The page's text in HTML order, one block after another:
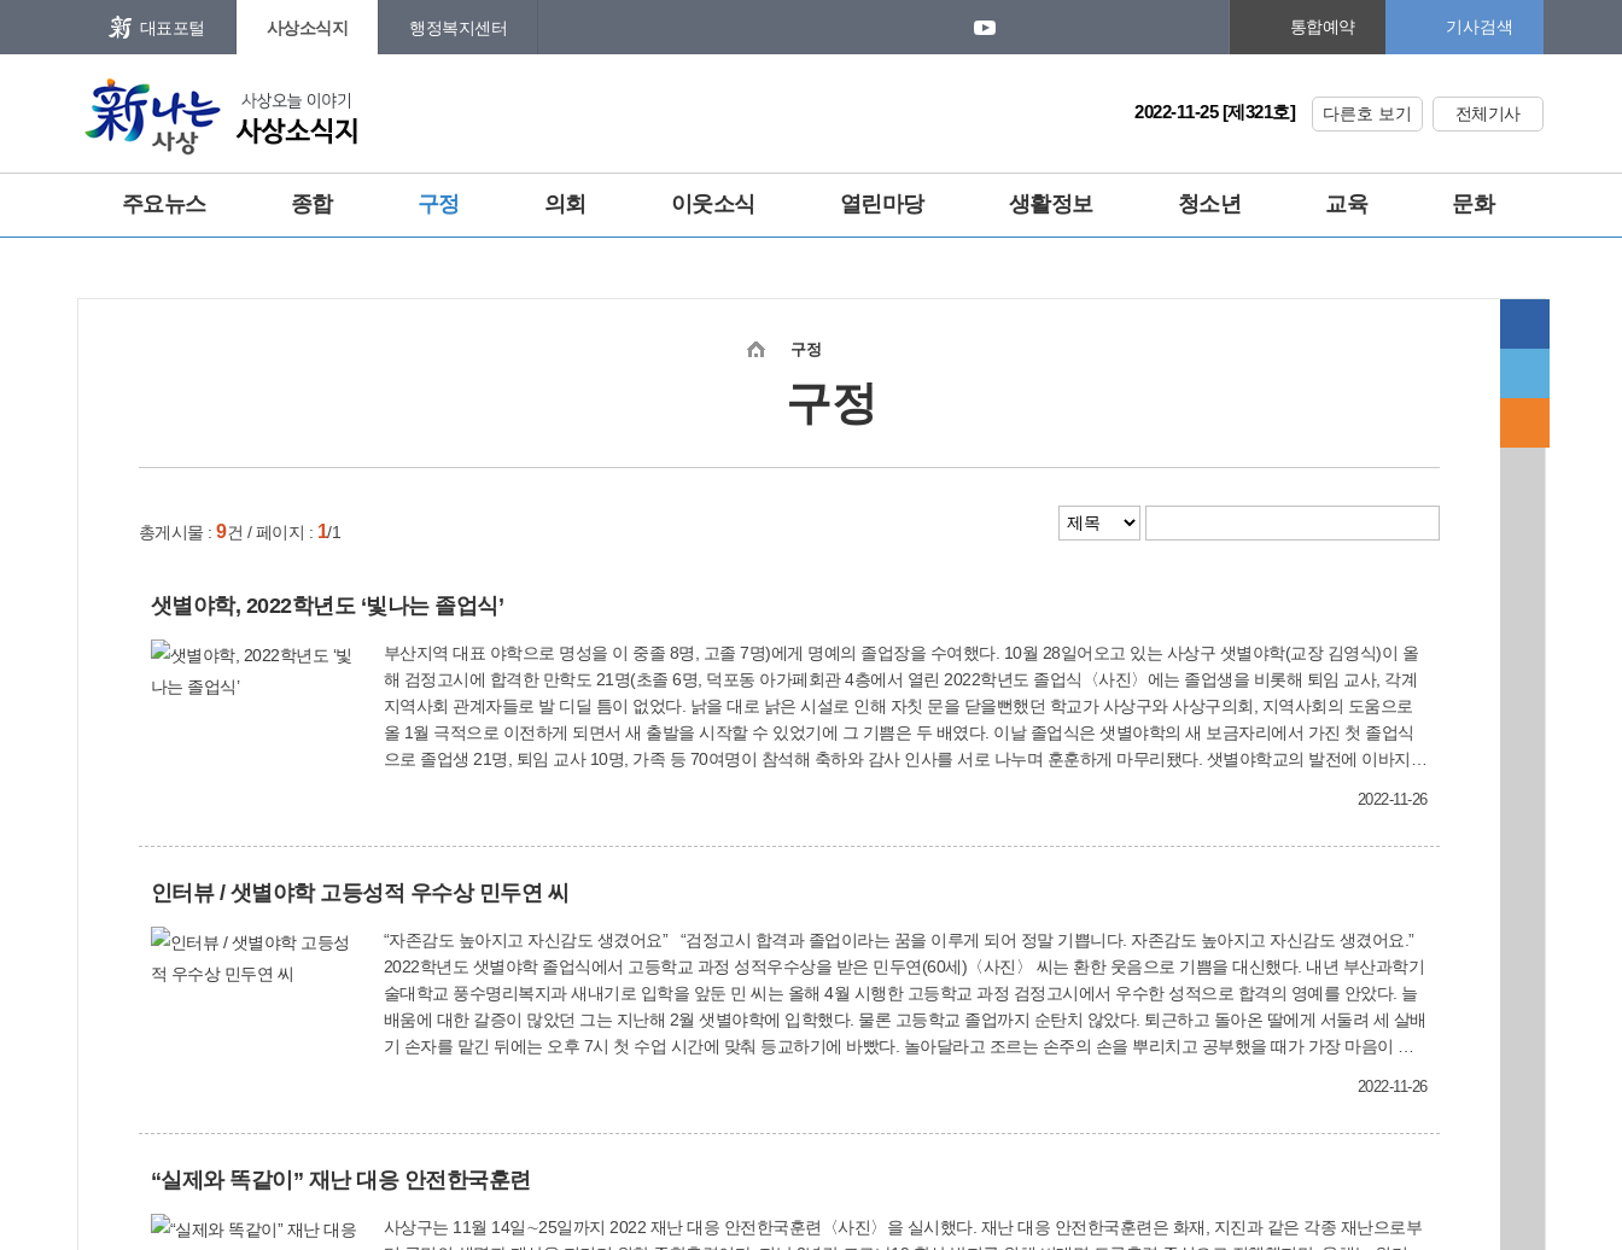
메인메뉴 바로가기
대표포털 사상소식지 행정복지센터 통합예약 기사검색
2022-11-25 [제321호] 다른호 보기 전체기사
주요뉴스 종합 구정 의회 이웃소식 열린마당 생활정보 청소년 교육 문화
구정
구정
총게시물 : 9건 / 페이지 : 1/1
샛별야학, 2022학년도 ‘빛나는 졸업식’
부산지역 대표 야학으로 명성을 이 중졸 8명, 고졸 7명)에게 명예의 졸업장을 수여했다. 10월 28일어오고 있는 사상구 샛별야학(교장 김영식)이 올
해 검정고시에 합격한 만학도 21명(초졸 6명, 덕포동 아가페회관 4층에서 열린 2022학년도 졸업식〈사진〉에는 졸업생을 비롯해 퇴임 교사, 각계
지역사회 관계자들로 발 디딜 틈이 없었다. 낡을 대로 낡은 시설로 인해 자칫 문을 닫을뻔했던 학교가 사상구와 사상구의회, 지역사회의 도움으로
올 1월 극적으로 이전하게 되면서 새 출발을 시작할 수 있었기에 그 기쁨은 두 배였다. 이날 졸업식은 샛별야학의 새 보금자리에서 가진 첫 졸업식
으로 졸업생 21명, 퇴임 교사 10명, 가족 등 70여명이 참석해 축하와 감사 인사를 서로 나누며 훈훈하게 마무리됐다. 샛별야학교의 발전에 이바지한
10월 현재 703명의 졸업생을 배출했다. 현재 초등, 중등, 고등반 등 6학급 60명의 학생이 공부하고 있으며 교사는 모두 35명이다. 평생교육과
2022-11-26
인터뷰 / 샛별야학 고등성적 우수상 민두연 씨
“자존감도 높아지고 자신감도 생겼어요” “검정고시 합격과 졸업이라는 꿈을 이루게 되어 정말 기쁩니다. 자존감도 높아지고 자신감도 생겼어요.”
2022학년도 샛별야학 졸업식에서 고등학교 과정 성적우수상을 받은 민두연(60세)〈사진〉 씨는 환한 웃음으로 기쁨을 대신했다. 내년 부산과학기
술대학교 풍수명리복지과 새내기로 입학을 앞둔 민 씨는 올해 4월 시행한 고등학교 과정 검정고시에서 우수한 성적으로 합격의 영예를 안았다. 늘
배움에 대한 갈증이 많았던 그는 지난해 2월 샛별야학에 입학했다. 물론 고등학교 졸업까지 순탄치 않았다. 퇴근하고 돌아온 딸에게 서둘려 세 살배
기 손자를 맡긴 뒤에는 오후 7시 첫 수업 시간에 맞춰 등교하기에 바빴다. 놀아달라고 조르는 손주의 손을 뿌리치고 공부했을 때가 가장 마음이 아
2022-11-26
“실제와 똑같이” 재난 대응 안전한국훈련
사상구는 11월 14일∼25일까지 2022 재난 대응 안전한국훈련〈사진〉을 실시했다. 재난 대응 안전한국훈련은 화재, 지진과 같은 각종 재난으로부